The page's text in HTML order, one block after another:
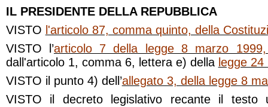
IL PRESIDENTE DELLA REPUBBLICA
VISTO l'articolo 87, comma quinto, della
VISTO l’articolo 7 della legge 8 marzo
dall'articolo 1, comma 6, lettera e) della legge
VISTO il punto 4) dell’allegato 3, della legge 8
VISTO il decreto legislativo recante il testo